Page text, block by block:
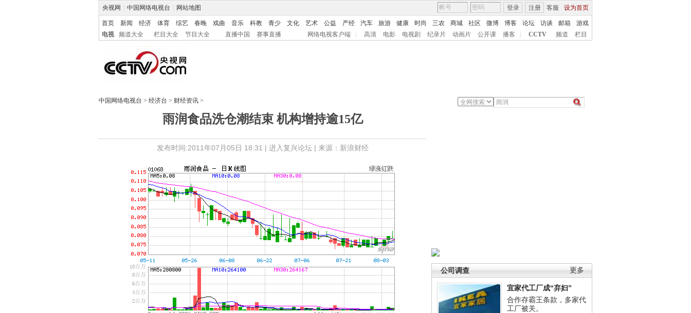
央视网 中国网络电视台 网站地图 客服 设为首页
登录 注册
首页 新闻 经济 体育 综艺 春晚 戏曲 音乐 科教 青少 文化 艺术 公益 产经 汽车 旅游 健康 时尚 三农 商城 社区 微博 博客 论坛 访谈 邮箱
游戏
电视
频道大全 栏目大全 节目大全 直播中国 赛事直播 网络电视客户端 高清 电影 电视剧 纪录片 动画片 公开课 播客 CCTV 频道 栏目
中国网络电视台 > 经济台 > 财经资讯 >
雨润食品洗仓潮结束 机构增持逾15亿
发布时间:2011年07月05日 18:31 | 进入复兴论坛| 来源：新浪财经
更多
公司调查
宜家代工厂成“弃妇”
合作存霸王条款，多家代
工厂被关。